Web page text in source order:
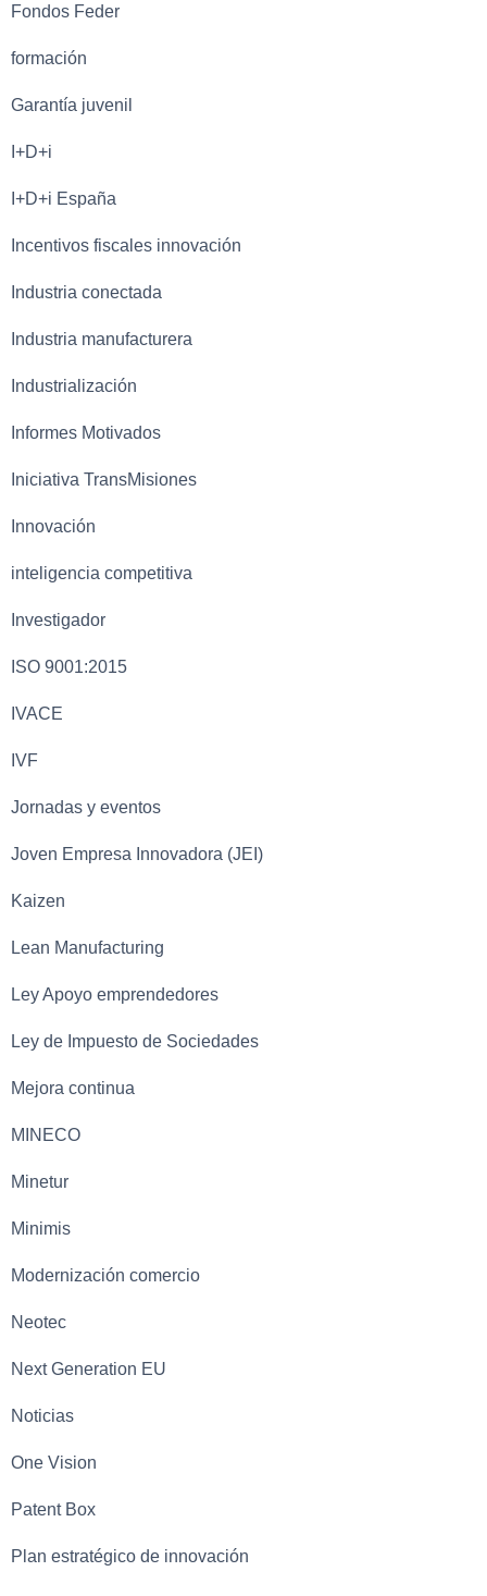
Fondos Feder
formación
Garantía juvenil
I+D+i
I+D+i España
Incentivos fiscales innovación
Industria conectada
Industria manufacturera
Industrialización
Informes Motivados
Iniciativa TransMisiones
Innovación
inteligencia competitiva
Investigador
ISO 9001:2015
IVACE
IVF
Jornadas y eventos
Joven Empresa Innovadora (JEI)
Kaizen
Lean Manufacturing
Ley Apoyo emprendedores
Ley de Impuesto de Sociedades
Mejora continua
MINECO
Minetur
Minimis
Modernización comercio
Neotec
Next Generation EU
Noticias
One Vision
Patent Box
Plan estratégico de innovación